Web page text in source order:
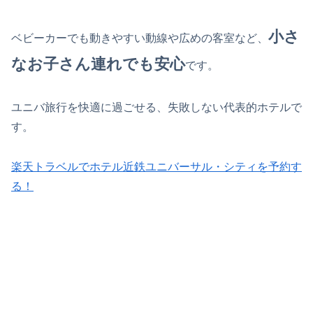
ベビーカーでも動きやすい動線や広めの客室など、 小さ
なお子さん連れでも安心です。
ユニバ旅行を快適に過ごせる、失敗しない代表的ホテルで
す。
楽天トラベルでホテル近鉄ユニバーサル・シティを予約す
る！